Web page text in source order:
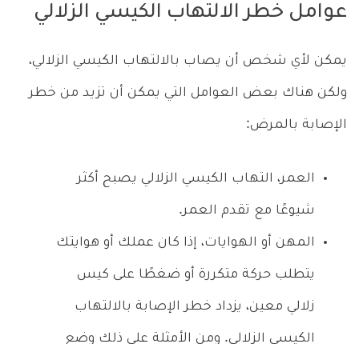
عوامل خطر الالتهاب الكيسي الزلالي
يمكن لأي شخص أن يصاب بالالتهاب الكيسي الزلالي،
ولكن هناك بعض العوامل التي يمكن أن تزيد من خطر
الإصابة بالمرض:
العمر، التهاب الكيسي الزلالي يصبح أكثر
شيوعًا مع تقدم العمر.
المهن أو الهوايات، إذا كان عملك أو هوايتك
يتطلب حركة متكررة أو ضغطًا على كيس
زلالي معين، يزداد خطر الإصابة بالالتهاب
الكيسي الزلالي. ومن الأمثلة على ذلك وضع